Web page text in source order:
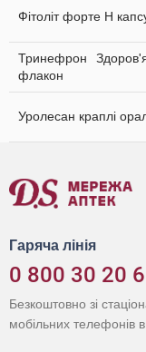
Фітоліт форте H
Тринефрон
флакон
Уролесан краплі
Гаряча лінія
0 800 30 20
Безкоштовно зі
мобільних телефонів в